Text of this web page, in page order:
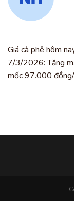
Giá cà phê hôm
7/3/2026: Tăng
mốc 97.000